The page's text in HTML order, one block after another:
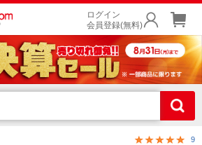
ログイン
会員登録(無料)
9